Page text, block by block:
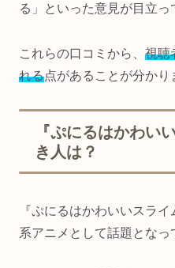
る」といった意見が目立っ
これらの口コミから、 視聴
れる点があることが分かり
『ぷにるはかわい
き人は？
『ぷにるはかわいいスラ
系アニメとして話題となっ